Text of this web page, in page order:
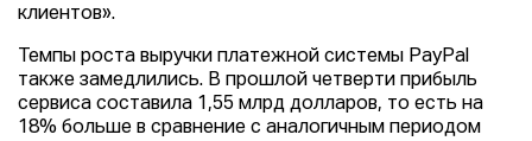
клиентов».
Темпы роста выручки платежной системы PayPal
также замедлились. В прошлой четверти прибыль
сервиса составила 1,55 млрд долларов, то есть на
18% больше в сравнение с аналогичным периодом